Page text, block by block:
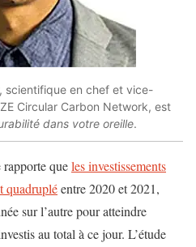
scientifique en chef et vice-
Circular Carbon Network, est
dans votre oreille.
queles investissements
quadrupléentre 2020 et 2021,
sur l’autre pour atteindre
au total à ce jour. L’étude